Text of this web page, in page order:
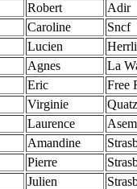
Robert
Adir
Caroline
Sncf
Lucien
Agnes
La
Eric
Free
Virginie
Laurence
Amandine
Pierre
Julien